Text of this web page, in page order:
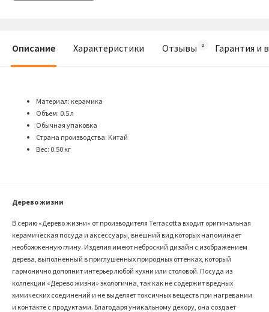
Описание Характеристики Отзывы Гарантия и
Материал: керамика
Объем: 0.5 л
Обычная упаковка
Страна производства: Китай
Вес: 0.50 кг
Дерево жизни
В серию «Дерево жизни» от производителя Terracotta входит оригинальная
керамическая посуда и аксессуары, внешний вид которых напоминает
необожженную глину. Изделия имеют неброский дизайн с изображением
дерева, выполненный в приглушенных природных оттенках, который
гармонично дополнит интерьер любой кухни или столовой. Посуда из
коллекции «Дерево жизни» экологична, так как не содержит вредных
химических соединений и не выделяет токсичных веществ при нагревании
и контакте с продуктами. Благодаря уникальному декору, она создает